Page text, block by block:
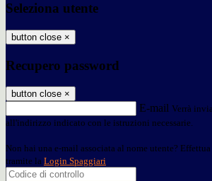
Seleziona utente
button close ×
Recupero password
button close ×
E-mail Verrà
all'indirizzo indicato con le istruzioni necessarie.
Non hai una e-mail associata al nome utente?
tramite la Login Spaggiari